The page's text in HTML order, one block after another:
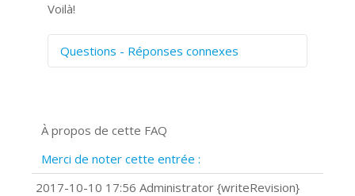
Voilà!
Questions - Réponses connexes
Prise de vue 360°
?
Comment installer Google Chrome ?
À propos de cette FAQ
Merci de noter cette entrée :
2017-10-10 17:56 Administrator {writeRevision}